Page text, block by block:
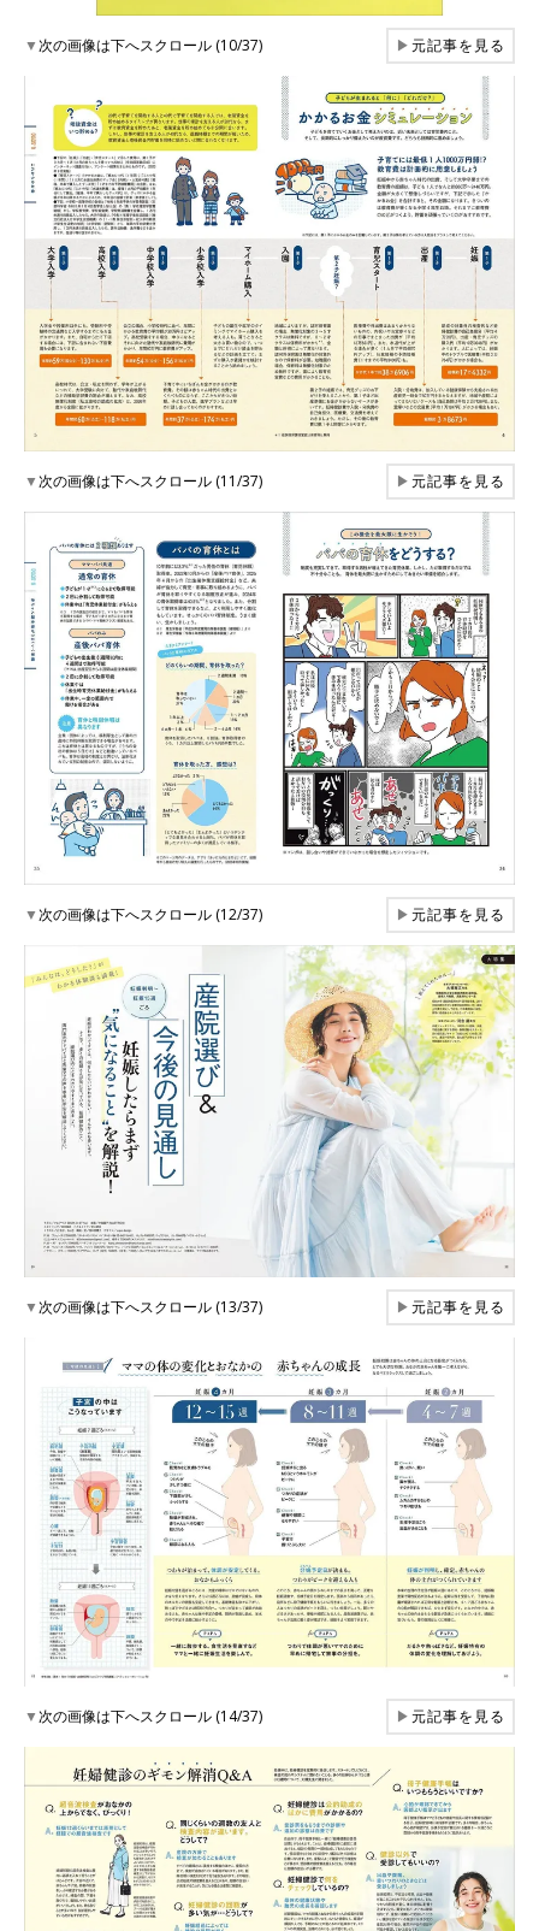
▼次の画像は下へスクロール (10/37) ▶元記事を見る
▼次の画像は下へスクロール (11/37) ▶元記事を見る
▼次の画像は下へスクロール (12/37) ▶元記事を見る
▼次の画像は下へスクロール (13/37) ▶元記事を見る
▼次の画像は下へスクロール (14/37) ▶元記事を見る